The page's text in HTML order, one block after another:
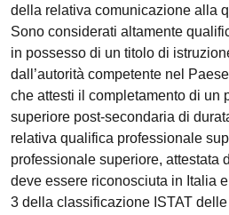
della relativa comunicazione alla
Sono considerati altamente
in possesso di un titolo di
dall’autorità competente nel
che attesti il completamento di un
superiore post-secondaria di
relativa qualifica professionale
professionale superiore, attestata
deve essere riconosciuta in Italia
3 della classificazione ISTAT delle